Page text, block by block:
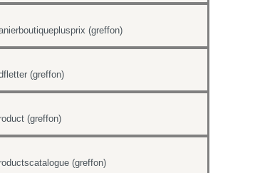
(greffon)
(greffon)
(greffon)
(greffon)